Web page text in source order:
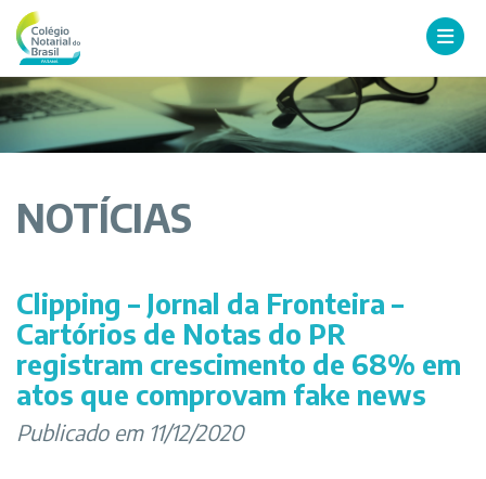
NOTÍCIAS
Clipping – Jornal da Fronteira –
Cartórios de Notas do PR
registram crescimento de 68% em
atos que comprovam fake news
Publicado em 11/12/2020